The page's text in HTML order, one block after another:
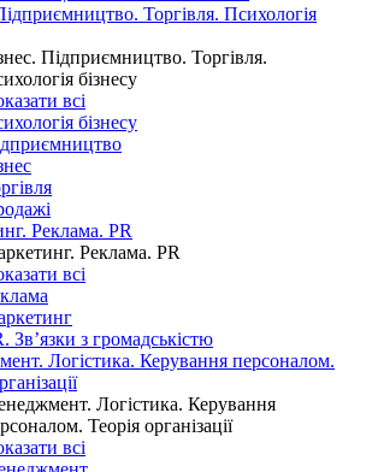
Торгівля. Психологія
Підприємництво. Торгівля.
бізнесу
всі
бізнесу
Реклама. PR
Реклама. PR
всі
Зв’язки з громадськістю
Логістика. Керування персоналом.
Логістика. Керування
Теорія організації
всі